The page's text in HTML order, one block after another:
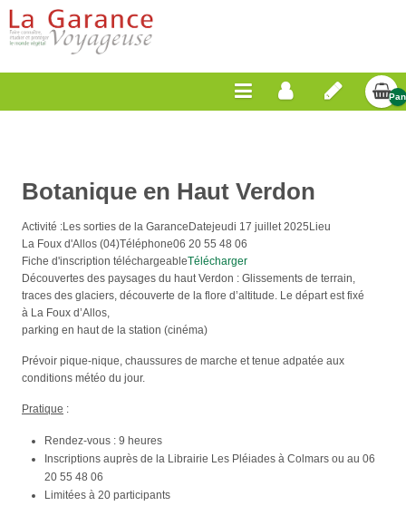
Botanique en Haut Verdon
Activité :Les sorties de la Garance Datejeudi 17 juillet 2025 Lieu
La Foux d'Allos (04)Téléphone06 20 55 48 06
Fiche d'inscription téléchargeableTélécharger
Découvertes des paysages du haut Verdon : Glissements de terrain,
traces des glaciers, découverte de la flore d’altitude. Le départ est fixé
à La Foux d’Allos,
parking en haut de la station (cinéma)
Prévoir pique-nique, chaussures de marche et tenue adpatée aux
conditions météo du jour.
Pratique :
Rendez-vous : 9 heures
Inscriptions auprès de la Librairie Les Pléiades à Colmars ou au 06
20 55 48 06
Limitées à 20 participants